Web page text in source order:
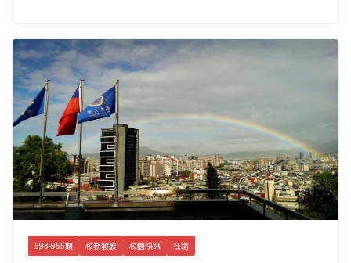
593-955期 校務發展 校園快訊 社論